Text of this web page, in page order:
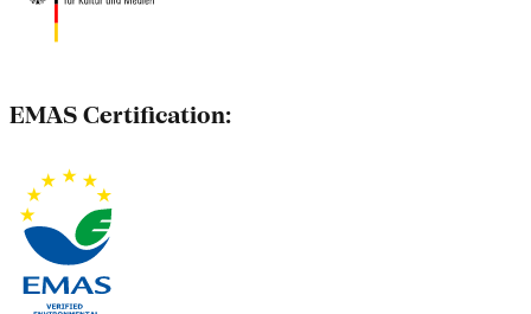
EMAS Certification: